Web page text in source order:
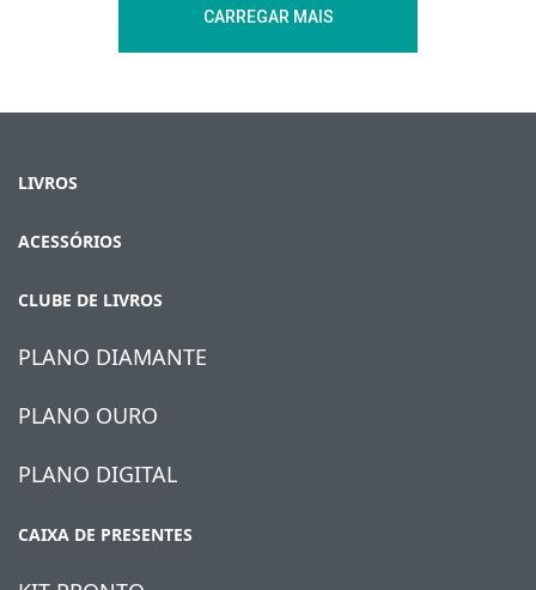
CARREGAR MAIS
LIVROS
ACESSÓRIOS
CLUBE DE LIVROS
PLANO DIAMANTE
PLANO OURO
PLANO DIGITAL
CAIXA DE PRESENTES